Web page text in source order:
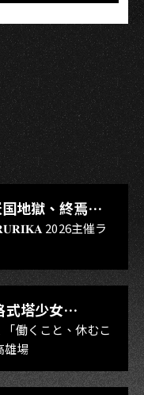
地獄、終焉
無我夢中、花奏
2026主催ラ
式塔少女
働くこと、休むこ
雄場